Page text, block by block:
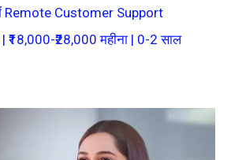
Remote Customer Support
₹18,000-₹28,000 महीना | 0-2 साल